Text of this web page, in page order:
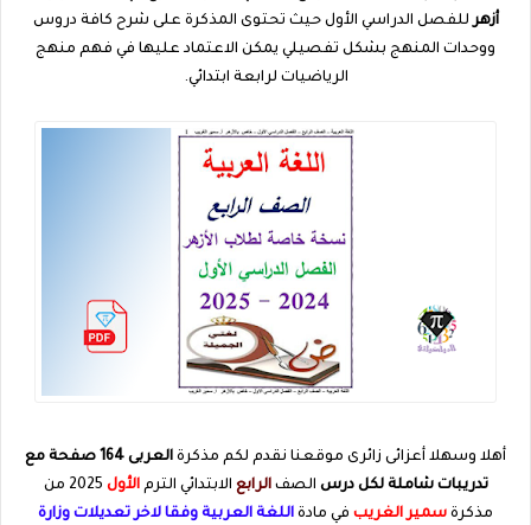
أزهرللفصل الدراسي الأول حيث تحتوى المذكرة على شرح كافة دروس
ووحدات المنهج بشكل تفصيلي يمكن الاعتماد عليها في فهم منهج
الرياضيات لرابعة ابتدائي.
أهلا وسهلا أعزائى زائرى موقعنا نقدم لكم مذكرةالعربى
164 صفحة مع
تدريبات شاملة لكل درسالصفالرابعالابتدائي الترمالأول
2025 من
مذكرةسمير الغريبفي مادةاللغة العربية وفقا لاخر تعديلات وزارة